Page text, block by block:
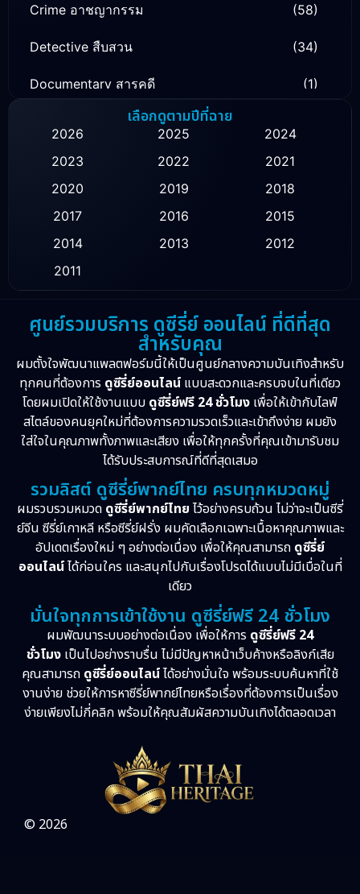
Crime อาชญากรรม (58)
Detective สืบสวน (34)
Documentary สารคดี (1)
Family ครอบครัว
Fantasy จินตนาการ (52)
History ประวัติศาสตร์
Inspirational แรงบันดาลใจ
Love (2)
Melodrama (2)
Mystery ลึกลับ
Period ย้อนยุค (39)
Political การเมือง (21)
Psychological จิตวิทยา (29)
Revenge
Romance โรแมนติก (76)
Sci-Fi วิทยาศาสตร์ (5)
Science (1)
Slice of Life ชีวิตประจำวัน
Social Issues สังคม
Spy
เลือกดูตามปีที่ฉาย
2026 2025
2024
2023
2022
2021
2020
2019
2018
2017
2016
2015
2014
2013
2012
2011
ศูนย์รวมบริการ ดูซีรี่ย์ ออนไลน์ ที่ดีที่สุด
สำหรับคุณ
ผมตั้งใจพัฒนาแพลตฟอร์มนี้ให้เป็นศูนย์กลางความบันเทิงสำหรับ
ทุกคนที่ต้องการ ดูซีรี่ย์ออนไลน์ แบบสะดวกและครบจบในที่เดียว
โดยผมเปิดให้ใช้งานแบบ ดูซีรี่ย์ฟรี 24 ชั่วโมง เพื่อให้เข้ากับไลฟ์
สไตล์ของคนยุคใหม่ที่ต้องการความรวดเร็วและเข้าถึงง่าย ผมยัง
ใส่ใจในคุณภาพทั้งภาพและเสียง เพื่อให้ทุกครั้งที่คุณเข้ามารับชม
ได้รับประสบการณ์ที่ดีที่สุดเสมอ
รวมลิสต์ ดูซีรี่ย์พากย์ไทย ครบทุกหมวดหมู่
ผมรวบรวมหมวด ดูซีรี่ย์พากย์ไทย ไว้อย่างครบถ้วน ไม่ว่าจะเป็นซีรี่
ย์จีน ซีรี่ย์เกาหลี หรือซีรี่ย์ฝรั่ง ผมคัดเลือกเฉพาะเนื้อหาคุณภาพและ
อัปเดตเรื่องใหม่ ๆ อย่างต่อเนื่อง เพื่อให้คุณสามารถ ดูซีรี่ย์
ออนไลน์ได้ก่อนใคร และสนุกไปกับเรื่องโปรดได้แบบไม่มีเบื่อในที่
เดียว
มั่นใจทุกการเข้าใช้งาน ดูซีรี่ย์ฟรี 24 ชั่วโมง
ผมพัฒนาระบบอย่างต่อเนื่อง เพื่อให้การ ดูซีรี่ย์ฟรี 24
ชั่วโมงเป็นไปอย่างราบรื่น ไม่มีปัญหาหน้าเว็บค้างหรือลิงก์เสีย
คุณสามารถ ดูซีรี่ย์ออนไลน์ได้อย่างมั่นใจ พร้อมระบบค้นหาที่ใช้
งานง่าย ช่วยให้การหาซีรี่ย์พากย์ไทยหรือเรื่องที่ต้องการเป็นเรื่อง
ง่ายเพียงไม่กี่คลิก พร้อมให้คุณสัมผัสความบันเทิงได้ตลอดเวลา
© 2026